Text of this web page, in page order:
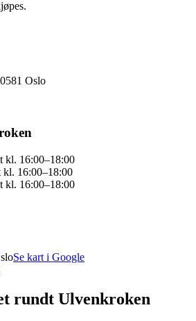
Oslo
kl. 16:00–18:00
kl. 16:00–18:00
kl. 16:00–18:00
Se kart i Google
rundt Ulvenkroken